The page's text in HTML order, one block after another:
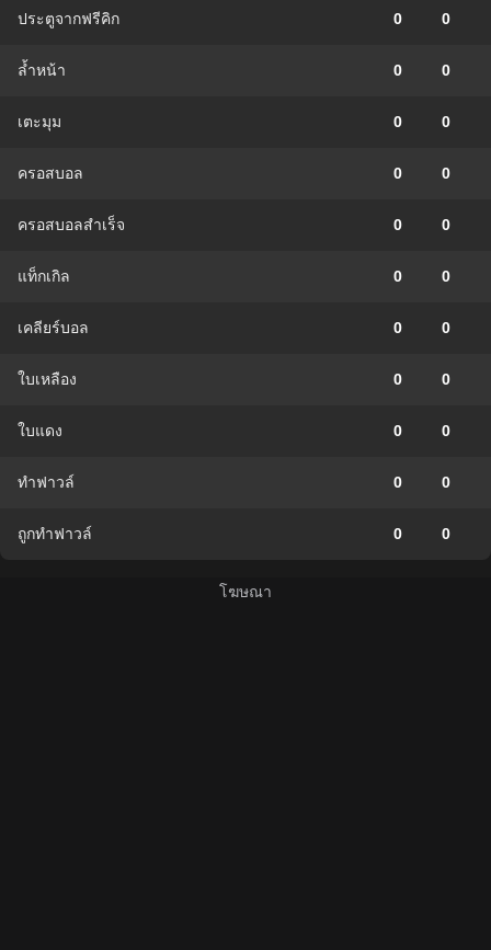
ประตูจากฟรีคิก 0 0
ล้ำหน้า 0 0
เตะมุม 0 0
ครอสบอล 0 0
ครอสบอลสำเร็จ 0 0
แท็กเกิล 0 0
เคลียร์บอล 0 0
ใบเหลือง 0 0
ใบแดง 0 0
ทำฟาวล์ 0 0
ถูกทำฟาวล์ 0 0